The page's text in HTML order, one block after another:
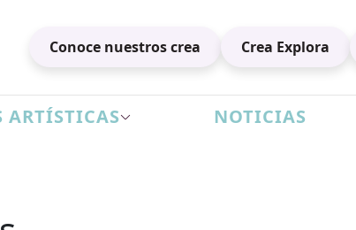
Conoce nuestros crea Crea Explora
ARTÍSTICAS
NOTICIAS